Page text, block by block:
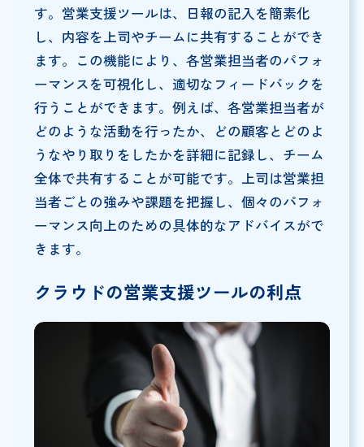
す。営業支援ツールは、日報の記入を簡素化
し、内容を上司やチームに共有することができ
ます。この機能により、各営業担当者のパフォ
ーマンスを可視化し、適切なフィードバックを
行うことができます。例えば、各営業担当者が
どのような活動を行ったか、どの顧客とどのよ
うなやり取りをしたかを詳細に記録し、チーム
全体で共有することが可能です。上司は営業担
当者ごとの強みや課題を把握し、個々のパフォ
ーマンス向上のための具体的なアドバイスがで
きます。
クラウドの営業支援ツールの利点